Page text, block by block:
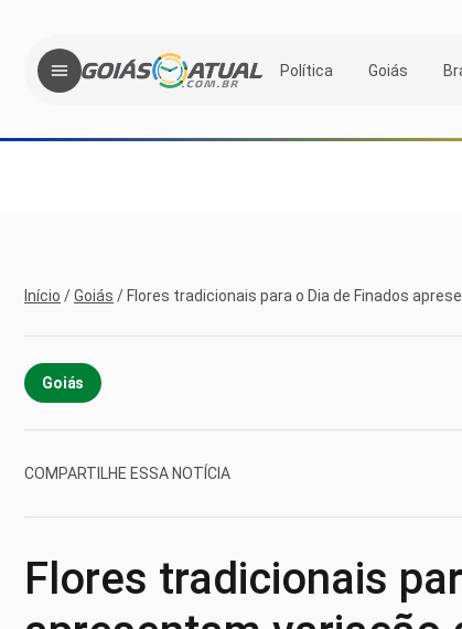
Política Goiás
Início /Goiás / Flores tradicionais para o Dia de Finados
Goiás
COMPARTILHE ESSA NOTÍCIA
Flores tradicionais